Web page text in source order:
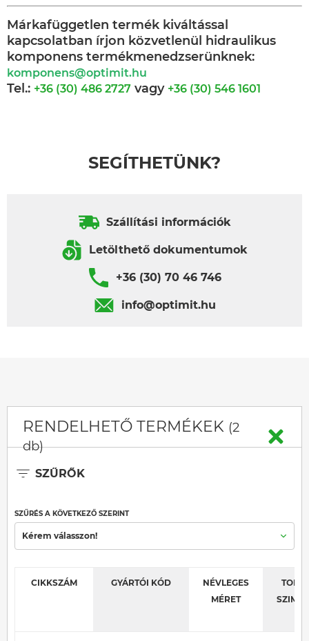
Márkafüggetlen termék kiváltással
kapcsolatban írjon közvetlenül hidraulikus
komponens termékmenedzserünknek:
komponens@optimit.hu
Tel.: +36 (30) 486 2727 vagy +36 (30) 546 1601
SEGÍTHETÜNK?
Szállítási információk
Letölthető dokumentumok
+36 (30) 70 46 746
info@optimit.hu
RENDELHETŐ TERMÉKEK (2
db)
SZŰRŐK
SZŰRÉS A KÖVETKEZŐ SZERINT
Kérem válasszon!
CIKKSZÁM GYÁRTÓI KÓD
NÉVLEGES
MÉRET